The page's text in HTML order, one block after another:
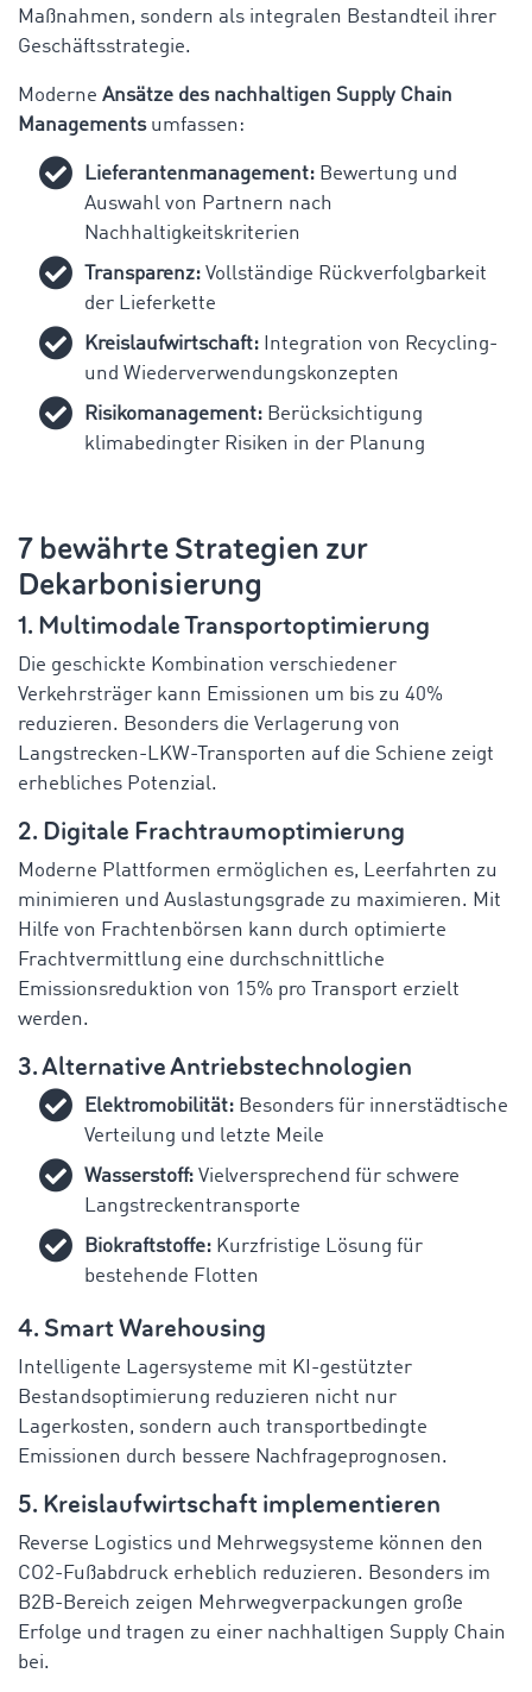
Maßnahmen, sondern als integralen Bestandteil ihrer
Geschäftsstrategie.
Moderne Ansätze des nachhaltigen Supply Chain
Managementsumfassen:
Lieferantenmanagement: Bewertung und
Auswahl von Partnern nach
Nachhaltigkeitskriterien
Transparenz: Vollständige Rückverfolgbarkeit
der Lieferkette
Kreislaufwirtschaft: Integration von Recycling-
und Wiederverwendungskonzepten
Risikomanagement: Berücksichtigung
klimabedingter Risiken in der Planung
7 bewährte Strategien zur
Dekarbonisierung
1. Multimodale Transportoptimierung
Die geschickte Kombination verschiedener
Verkehrsträger kann Emissionen um bis zu 40%
reduzieren. Besonders die Verlagerung von
Langstrecken-LKW-Transporten auf die Schiene zeigt
erhebliches Potenzial.
2. Digitale Frachtraumoptimierung
Moderne Plattformen ermöglichen es, Leerfahrten zu
minimieren und Auslastungsgrade zu maximieren. Mit
Hilfe von Frachtenbörsen kann durch optimierte
Frachtvermittlung eine durchschnittliche
Emissionsreduktion von 15% pro Transport erzielt
werden.
3. Alternative Antriebstechnologien
Elektromobilität: Besonders für innerstädtische
Verteilung und letzte Meile
Wasserstoff: Vielversprechend für schwere
Langstreckentransporte
Biokraftstoffe: Kurzfristige Lösung für
bestehende Flotten
4. Smart Warehousing
Intelligente Lagersysteme mit KI-gestützter
Bestandsoptimierung reduzieren nicht nur
Lagerkosten, sondern auch transportbedingte
Emissionen durch bessere Nachfrageprognosen.
5. Kreislaufwirtschaft implementieren
Reverse Logistics und Mehrwegsysteme können den
CO2-Fußabdruck erheblich reduzieren. Besonders im
B2B-Bereich zeigen Mehrwegverpackungen große
Erfolge und tragen zu einer nachhaltigen Supply Chain
bei.